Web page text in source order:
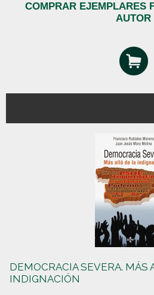
COMPRAR EJEMPLARES
AUTOR
DEMOCRACIA SEVERA. MÁS
INDIGNACIÓN